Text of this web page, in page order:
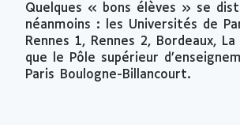
Quelques « bons élèves » se
néanmoins : les Universités de
Rennes 1, Rennes 2, Bordeaux, La
que le Pôle supérieur
Paris Boulogne-Billancourt.